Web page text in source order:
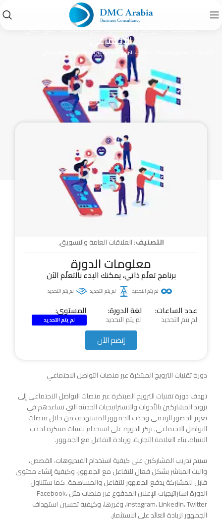
دورة
تقنيات الترويج المبتكرة عبر منصات التواصل
الاجتماعي
تقنيات الترويج المبتكرة عبر منصات التواصل الاجتماعي
دورة تقنيات الترويج المبتكرة عبر منصات التواصل الاجتماعي
تهدف دورة تقنيات الترويج المبتكرة عبر منصات التواصل الاجتماعي إلى
تزويد المشاركين بالأدوات والاستراتيجيات الحديثة التي تساعدهم في
تعزيز الحضور الرقمي وجذب الجمهور المستهدف من خلال منصات
التواصل الاجتماعي. تركز الدورة على استخدام تقنيات مبتكرة لجذب
الانتباه، بناء العلامة التجارية، وزيادة التفاعل مع الجمهور.
سيتم تدريب المشاركين على كيفية استخدام الفيديوهات، القصص،
والبث المباشر بشكل فعال للتفاعل مع الجمهور، وكيفية إنشاء محتوى
قابل للمشاركة يدفع الجمهور للتفاعل والمساهمة. كما ستتناول
الدورة استراتيجيات الإعلان المدفوع عبر منصات مثل Facebook،
Instagram، LinkedIn، Twitter، وغيرها، وكيفية تحسين استهداف
الجمهور لزيادة العائد على الاستثمار.
التصنيف:العلاقات العامة والتسويق,
معلومات الدورة
برنامج تعلّم ذاتي، يمكنك البدء بالتعلّم الآن
لم يتم التحديد لم يتم التحديد لم يتم التحديد
عدد الساعات:
لم يتم التحديد
لغة الدورة:
لم يتم التحديد
المستوى:
لم يتم التحديد
إنضم الآن